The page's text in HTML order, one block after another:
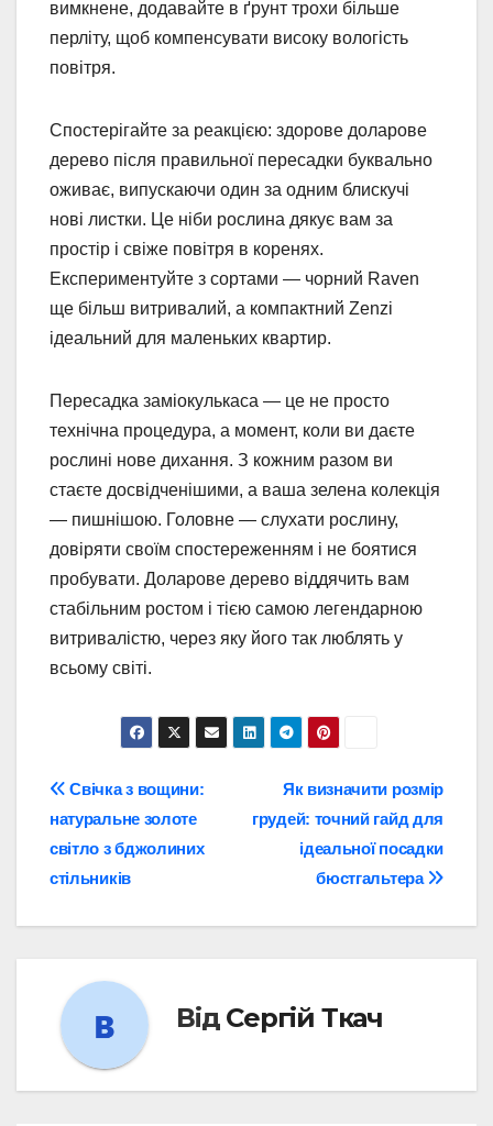
вимкнене, додавайте в ґрунт трохи більше
перліту, щоб компенсувати високу вологість
повітря.
Спостерігайте за реакцією: здорове доларове
дерево після правильної пересадки буквально
оживає, випускаючи один за одним блискучі
нові листки. Це ніби рослина дякує вам за
простір і свіже повітря в коренях.
Експериментуйте з сортами — чорний Raven
ще більш витривалий, а компактний Zenzi
ідеальний для маленьких квартир.
Пересадка заміокулькаса — це не просто
технічна процедура, а момент, коли ви даєте
рослині нове дихання. З кожним разом ви
стаєте досвідченішими, а ваша зелена колекція
— пишнішою. Головне — слухати рослину,
довіряти своїм спостереженням і не боятися
пробувати. Доларове дерево віддячить вам
стабільним ростом і тією самою легендарною
витривалістю, через яку його так люблять у
всьому світі.
Навігація
записів
Як визначити розмір
грудей: точний гайд для
ідеальної посадки
бюстгальтера
Свічка з вощини:
натуральне золоте
світло з бджолиних
стільників
Від Сергій Ткач